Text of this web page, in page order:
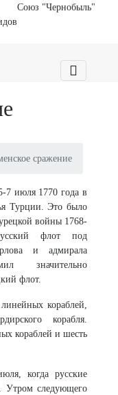
Союз "Чернобыль"
сражение
июля 1770 года в
Турции. Это было
войны 1768-
флот под
и адмирала
значительно
флот.
кораблей,
корабля.
кораблей и шесть
когда русские
Утром следующего